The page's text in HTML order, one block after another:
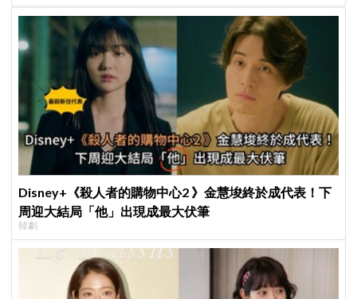
Disney+《殺人者的購物中心2 》金慧埈終於成代表！下
周迎大結局「他」出現成最大伏筆
韓劇